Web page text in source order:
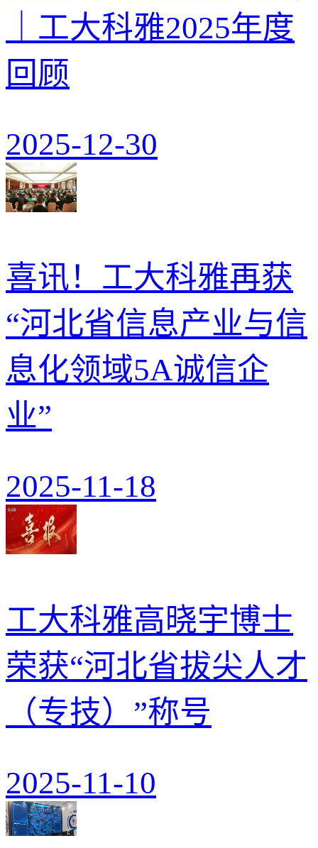
｜工大科雅2025年度
回顾
2025-12-30
喜讯！工大科雅再获
“河北省信息产业与信
息化领域5A诚信企
业”
2025-11-18
工大科雅高晓宇博士
荣获“河北省拔尖人才
（专技）”称号
2025-11-10